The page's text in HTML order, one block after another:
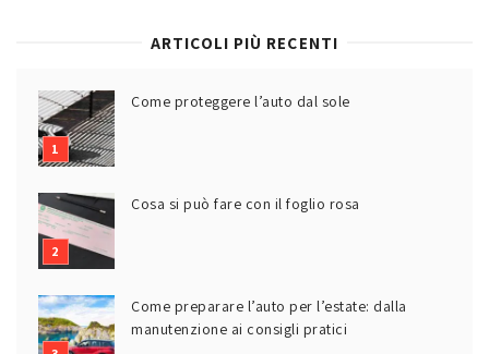
ARTICOLI PIÙ RECENTI
Come proteggere l’auto dal sole
Cosa si può fare con il foglio rosa
Come preparare l’auto per l’estate: dalla
manutenzione ai consigli pratici